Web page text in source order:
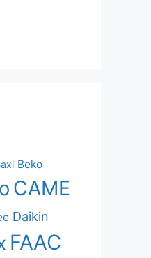
Beko
CAME
Daikin
FAAC